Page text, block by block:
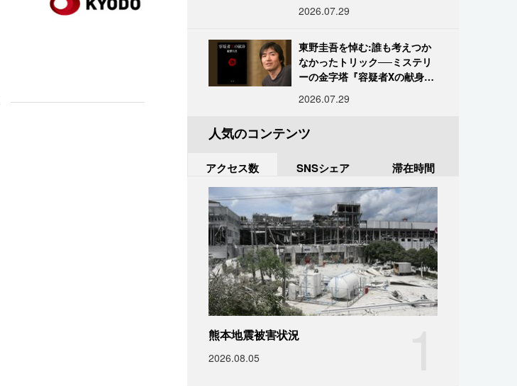
2026.07.29
東野圭吾を悼む:誰も考えつか
なかったトリック──ミステリ
ーの金字塔『容疑者Xの献身』
2026.07.29
人気のコンテンツ
アクセス数 SNSシェア 滞在時間
熊本地震被害状況
2026.08.05